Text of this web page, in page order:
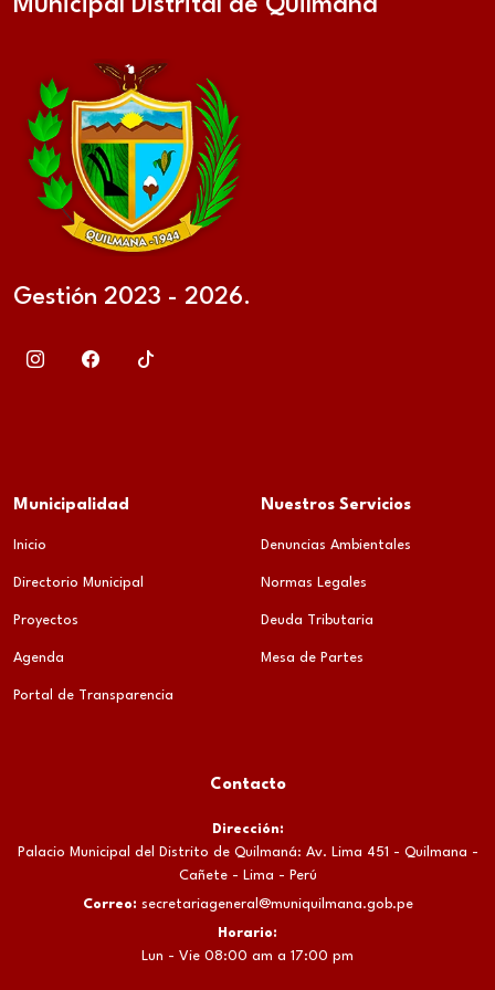
Municipal Distrital de Quilmaná
Gestión 2023 - 2026.
Municipalidad
Inicio
Directorio Municipal
Proyectos
Agenda
Portal de Transparencia
Nuestros Servicios
Denuncias Ambientales
Normas Legales
Deuda Tributaria
Mesa de Partes
Contacto
Dirección:
Palacio Municipal del Distrito de Quilmaná: Av. Lima 451 - Quilmana -
Cañete - Lima - Perú
Correo: secretariageneral@muniquilmana.gob.pe
Horario:
Lun - Vie 08:00 am a 17:00 pm